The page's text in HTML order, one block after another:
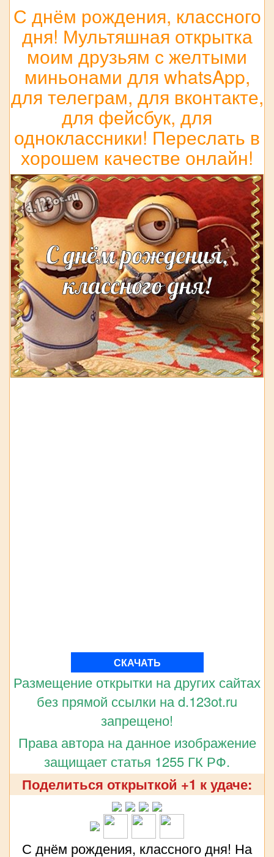
С днём рождения, классного
дня! Мультяшная открытка
моим друзьям с желтыми
миньонами для whatsApp,
для телеграм, для вконтакте,
для фейсбук, для
одноклассники! Переслать в
хорошем качестве онлайн!
СКАЧАТЬ
Размещение открытки на других сайтах
без прямой ссылки на d.123ot.ru
запрещено!
Права автора на данное изображение
защищает статья 1255 ГК РФ.
Поделиться открыткой +1 к удаче:
С днём рождения, классного дня! На